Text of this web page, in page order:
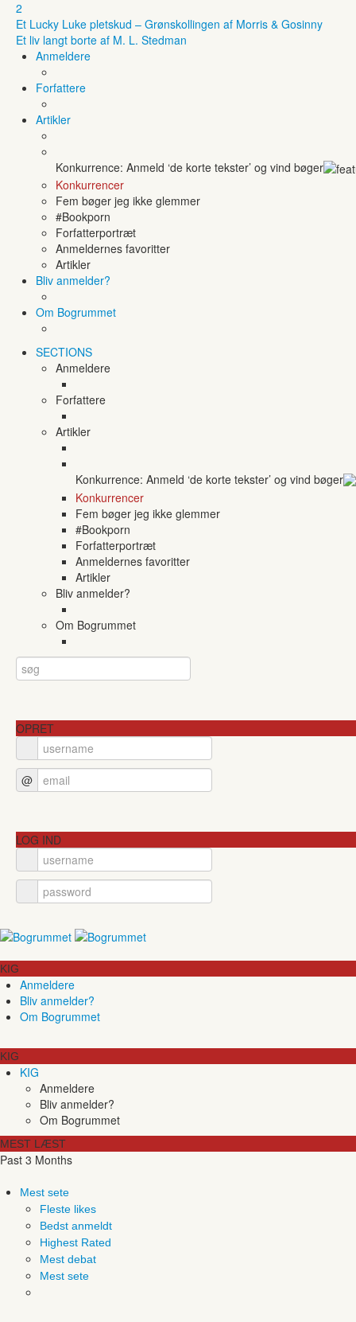
2
Et Lucky Luke pletskud – Grønskollingen af Morris & Gosinny
Et liv langt borte af M. L. Stedman
Anmeldere
Forfattere
Artikler
Konkurrence: Anmeld ‘de korte tekster’ og vind bøger
Konkurrencer
Fem bøger jeg ikke glemmer
#Bookporn
Forfatterportræt
Anmeldernes favoritter
Artikler
Bliv anmelder?
Om Bogrummet
SECTIONS
Anmeldere
Forfattere
Artikler
Konkurrence: Anmeld ‘de korte tekster’ og vind bøger
Konkurrencer
Fem bøger jeg ikke glemmer
#Bookporn
Forfatterportræt
Anmeldernes favoritter
Artikler
Bliv anmelder?
Om Bogrummet
OPRET
@
LOG IND
KIG
Anmeldere
Bliv anmelder?
Om Bogrummet
KIG
KIG
Anmeldere
Bliv anmelder?
Om Bogrummet
MEST LÆST
Past 3 Months
Mest sete
Fleste likes
Bedst anmeldt
Highest Rated
Mest debat
Mest sete